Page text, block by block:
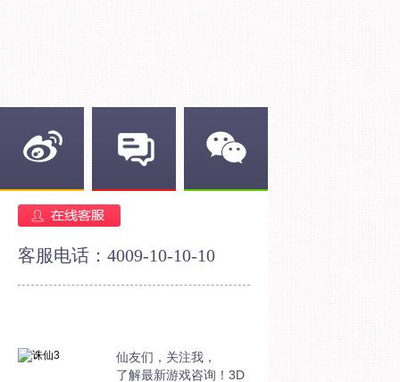
客服电话：4009-10-10-10
仙友们，关注我，
了解最新游戏咨询！3D